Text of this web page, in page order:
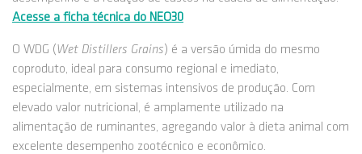
Acesse a ficha técnica do NEO30
O WDG (Wet Distillers Grains) é a versão úmida do mesmo
coproduto, ideal para consumo regional e imediato,
especialmente, em sistemas intensivos de produção. Com
elevado valor nutricional, é amplamente utilizado na
alimentação de ruminantes, agregando valor à dieta animal com
excelente desempenho zootécnico e econômico.